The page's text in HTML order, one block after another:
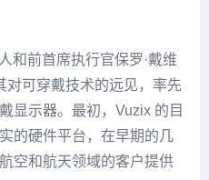
和前首席执行官保罗·戴维
对可穿戴技术的远见，率先
显示器。最初，Vuzix 的目
的硬件平台，在早期的几
空和航天领域的客户提供